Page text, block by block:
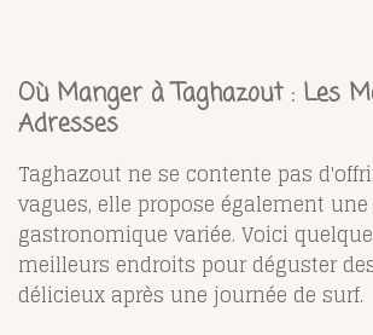
Où Manger à Taghazout : Les
Adresses
Taghazout ne se contente pas
vagues, elle propose également
gastronomique variée. Voici
meilleurs endroits pour déguster
délicieux après une journée de surf.